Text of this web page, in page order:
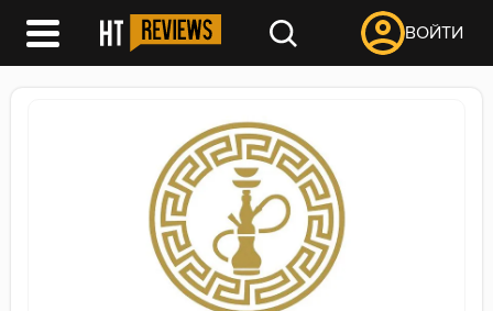
ВОЙТИ